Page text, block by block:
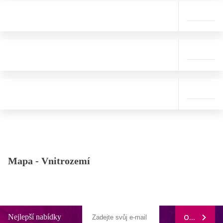
Mapa - Vnitrozemí
Nejlepší nabídky ODEBÍRAT